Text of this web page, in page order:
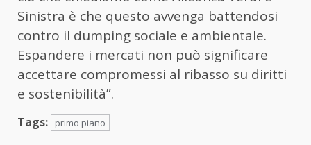
Sinistra è che questo avvenga battendosi
contro il dumping sociale e ambientale.
Espandere i mercati non può significare
accettare compromessi al ribasso su diritti
e sostenibilità”.
Tags: primo piano